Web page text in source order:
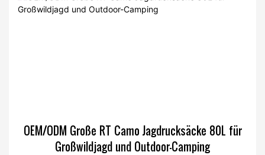
OEM/ODM Große RT Camo Jagdrucksäcke 80L für
Großwildjagd und Outdoor-Camping